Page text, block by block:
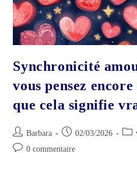
Synchronicité
vous pensez
que cela signifie
Auteur/autrice
de
Barbara
Publication
publiée :
02/03/2026
Post
Commentaires
0 commentaire